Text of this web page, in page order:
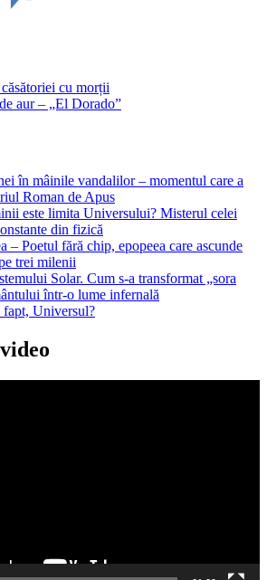
cu morții
aur – „El Dorado”
în mâinile vandalilor – momentul care a
Roman de Apus
este limita Universului? Misterul celei
din fizică
– Poetul fără chip, epopeea care ascunde
trei milenii
Solar. Cum s-a transformat „sora
într-o lume infernală
fapt, Universul?